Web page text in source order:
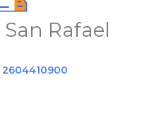
San Rafael
2604410900